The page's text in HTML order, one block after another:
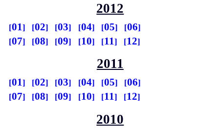
2012
01 02 03 04 05
06
07
08 09 10 11 12
2011
01 02 03 04 05
06
07
08 09 10 11 12
2010